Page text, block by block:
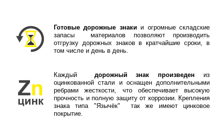
Готовые дорожные знакии огромные складские
запасы материалов позволяют производить
отгрузку дорожных знаков в кратчайшие сроки, в
том числе и день в день.
Каждый дорожный знак произведен из
оцинкованной стали и оснащен дополнительными
ребрами жесткости, что обеспечивает высокую
прочность и полную защиту от коррозии. Крепления
знака типа "Язычёк" так же имеют цинковое
покрытие.